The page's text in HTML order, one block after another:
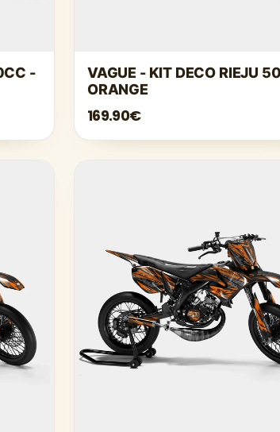
VAGUE - KIT DECO RIEJU
ORANGE
169.90€